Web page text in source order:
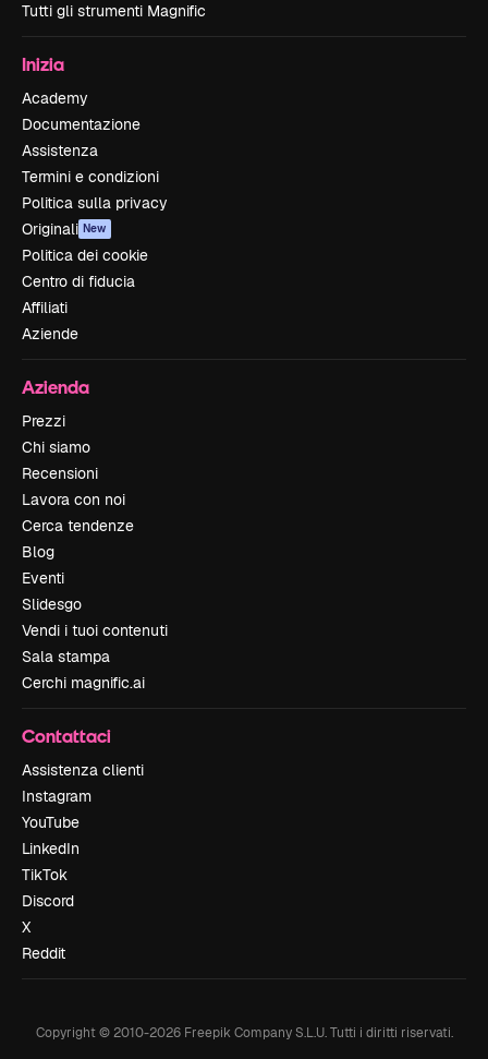
Tutti gli strumenti Magnific
Inizia
Academy
Documentazione
Assistenza
Termini e condizioni
Politica sulla privacy
Originali New
Politica dei cookie
Centro di fiducia
Affiliati
Aziende
Azienda
Prezzi
Chi siamo
Recensioni
Lavora con noi
Cerca tendenze
Blog
Eventi
Slidesgo
Vendi i tuoi contenuti
Sala stampa
Cerchi magnific.ai
Contattaci
Assistenza clienti
Instagram
YouTube
LinkedIn
TikTok
Discord
X
Reddit
Copyright © 2010-2026Freepik Company S.L.U. Tutti i diritti riservati.